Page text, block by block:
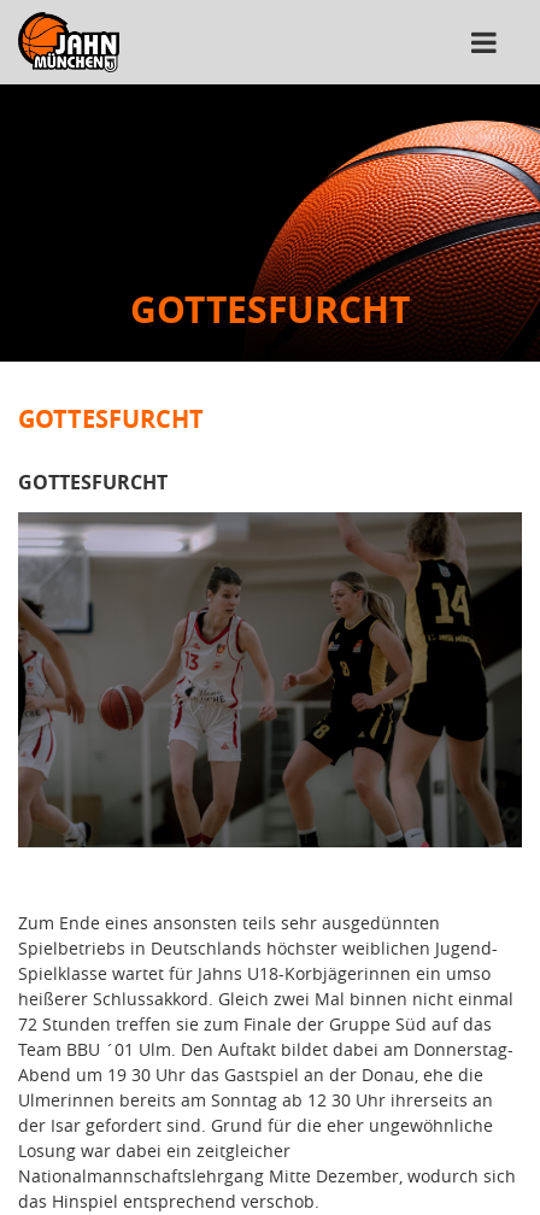
GOTTESFURCHT
GOTTESFURCHT
GOTTESFURCHT
Zum Ende eines ansonsten teils sehr ausgedünnten
Spielbetriebs in Deutschlands höchster weiblichen Jugend-
Spielklasse wartet für Jahns U18-Korbjägerinnen ein umso
heißerer Schlussakkord. Gleich zwei Mal binnen nicht einmal
72 Stunden treffen sie zum Finale der Gruppe Süd auf das
Team BBU ´01 Ulm. Den Auftakt bildet dabei am Donnerstag-
Abend um 19 30 Uhr das Gastspiel an der Donau, ehe die
Ulmerinnen bereits am Sonntag ab 12 30 Uhr ihrerseits an
der Isar gefordert sind. Grund für die eher ungewöhnliche
Losung war dabei ein zeitgleicher
Nationalmannschaftslehrgang Mitte Dezember, wodurch sich
das Hinspiel entsprechend verschob.